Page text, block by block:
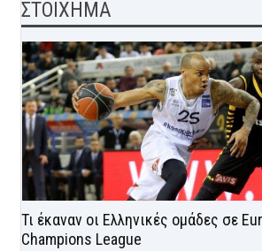
ΣΤΟΙΧΗΜΑ
Τι έκαναν οι Ελληνικές ομάδες σε
Champions League